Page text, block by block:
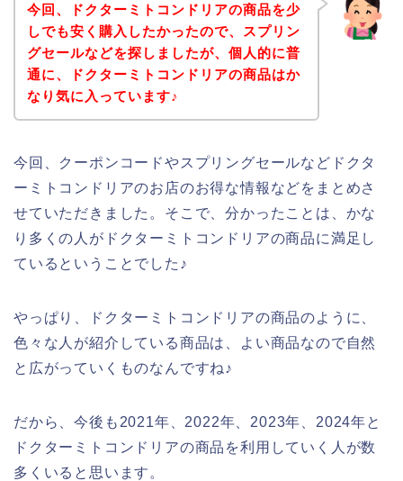
今回、ドクターミトコンドリアの商品を少
しでも安く購入したかったので、スプリン
グセールなどを探しましたが、個人的に普
通に、ドクターミトコンドリアの商品はか
なり気に入っています♪
今回、クーポンコードやスプリングセールなどドクタ
ーミトコンドリアのお店のお得な情報などをまとめさ
せていただきました。そこで、分かったことは、かな
り多くの人がドクターミトコンドリアの商品に満足し
ているということでした♪
やっぱり、ドクターミトコンドリアの商品のように、
色々な人が紹介している商品は、よい商品なので自然
と広がっていくものなんですね♪
だから、今後も2021年、2022年、2023年、2024年と
ドクターミトコンドリアの商品を利用していく人が数
多くいると思います。